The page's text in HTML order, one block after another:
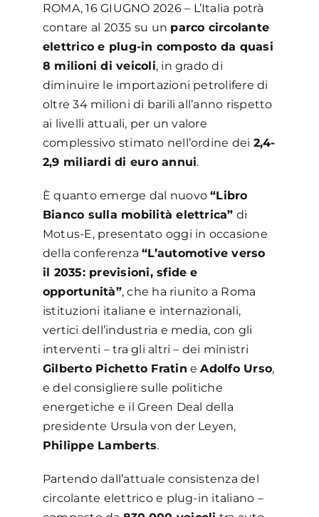
ROMA, 16 GIUGNO 2026 – L’Italia potrà
contare al 2035 su un parco circolante
elettrico e plug-in composto da quasi
8 milioni di veicoli, in grado di
diminuire le importazioni petrolifere di
oltre 34 milioni di barili all’anno rispetto
ai livelli attuali, per un valore
complessivo stimato nell’ordine dei 2,4-
2,9 miliardi di euro annui.
È quanto emerge dal nuovo“Libro
Bianco sulla mobilità elettrica” di
Motus-E, presentato oggi in occasione
della conferenza“L’automotive verso
il 2035: previsioni, sfide e
opportunità”, che ha riunito a Roma
istituzioni italiane e internazionali,
vertici dell’industria e media, con gli
interventi – tra gli altri – dei ministri
Gilberto Pichetto Fratin eAdolfo Urso,
e del consigliere sulle politiche
energetiche e il Green Deal della
presidente Ursula von der Leyen,
Philippe Lamberts.
Partendo dall’attuale consistenza del
circolante elettrico e plug-in italiano –